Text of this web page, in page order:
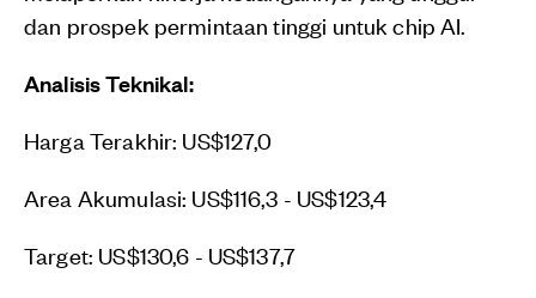
dan prospek permintaan tinggi untuk chip AI.
Analisis Teknikal:
Harga Terakhir: US$127,0
Area Akumulasi: US$116,3 - US$123,4
Target: US$130,6 - US$137,7